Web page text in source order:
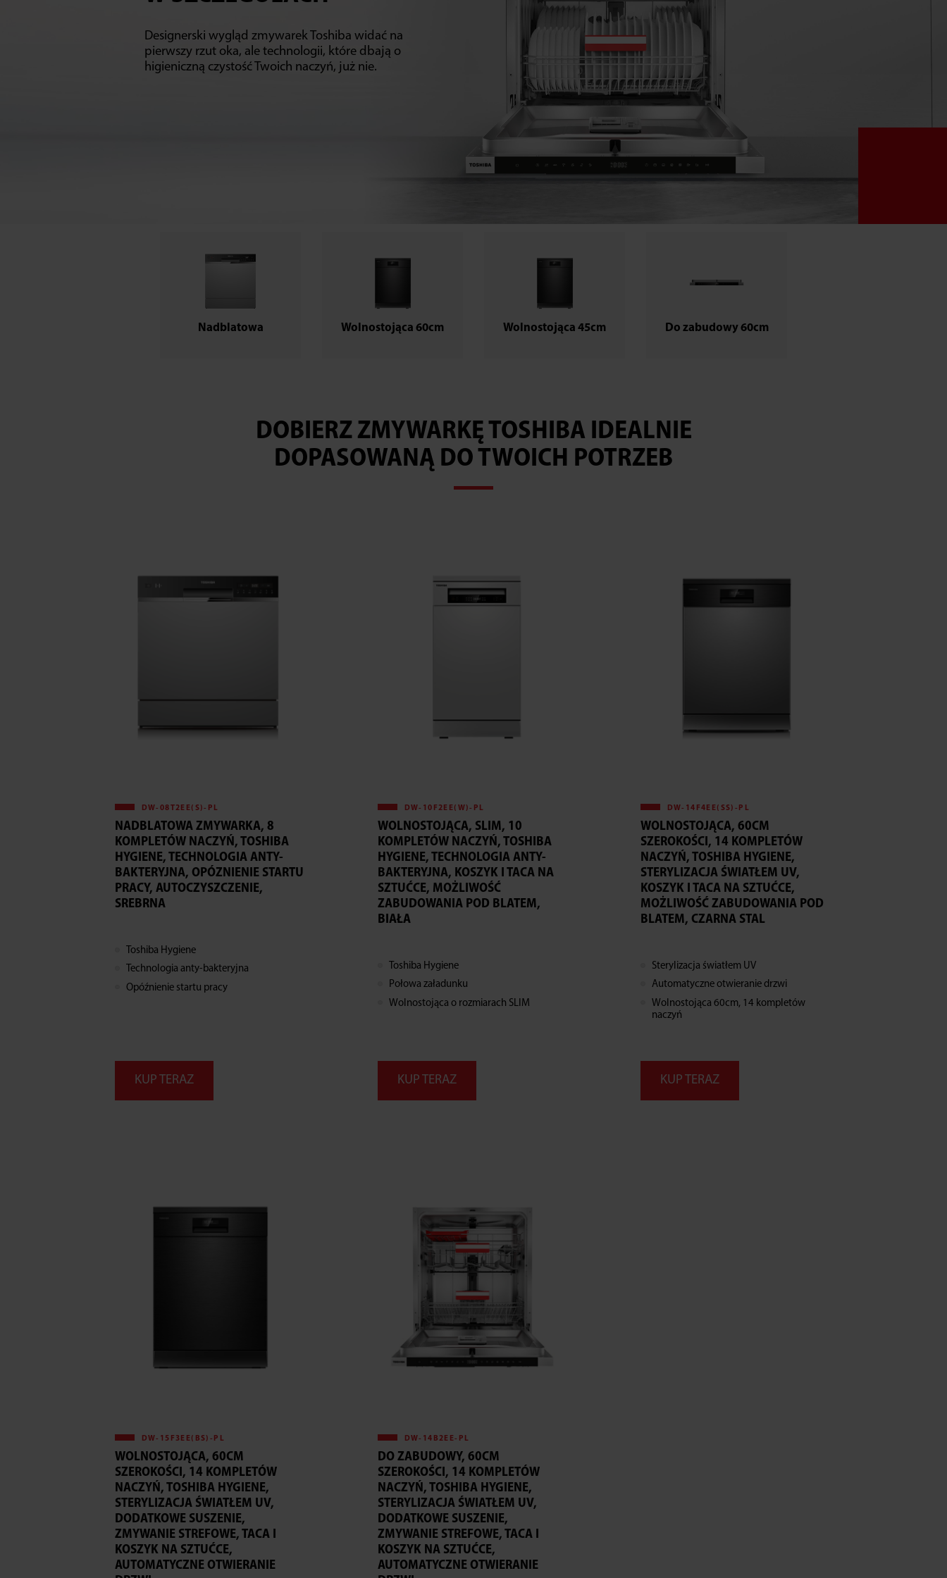
Designerski wygląd zmywarek Toshiba widać na
pierwszy rzut oka, ale technologii, które dbają o
higieniczną czystość Twoich naczyń, już nie.
Nadblatowa Wolnostojąca 60cm Wolnostojąca 45cm Do zabudowy 60cm
DOBIERZ ZMYWARKĘ TOSHIBA IDEALNIE
DOPASOWANĄ DO TWOICH POTRZEB
DW-08T2EE(S)-PL
NADBLATOWA ZMYWARKA, 8
KOMPLETÓW NACZYŃ, TOSHIBA
HYGIENE, TECHNOLOGIA ANTY-
BAKTERYJNA, OPÓZNIENIE STARTU
PRACY, AUTOCZYSZCZENIE,
SREBRNA
Toshiba Hygiene
Technologia anty-bakteryjna
Opóźnienie startu pracy
KUP TERAZ
DW-10F2EE(W)-PL
WOLNOSTOJĄCA, SLIM, 10
KOMPLETÓW NACZYŃ, TOSHIBA
HYGIENE, TECHNOLOGIA ANTY-
BAKTERYJNA, KOSZYK I TACA NA
SZTUĆCE, MOŻLIWOŚĆ
ZABUDOWANIA POD BLATEM,
BIAŁA
Toshiba Hygiene
Połowa załadunku
Wolnostojąca o rozmiarach SLIM
KUP TERAZ
DW-14F4EE(SS)-PL
WOLNOSTOJĄCA, 60CM
SZEROKOŚCI, 14 KOMPLETÓW
NACZYŃ, TOSHIBA HYGIENE,
STERYLIZACJA ŚWIATŁEM UV,
KOSZYK I TACA NA SZTUĆCE,
MOŻLIWOŚĆ ZABUDOWANIA POD
BLATEM, CZARNA STAL
Sterylizacja światłem UV
Automatyczne otwieranie drzwi
Wolnostojąca 60cm, 14 kompletów
naczyń
KUP TERAZ
DW-15F3EE(BS)-PL
WOLNOSTOJĄCA, 60CM
SZEROKOŚCI, 14 KOMPLETÓW
NACZYŃ, TOSHIBA HYGIENE,
STERYLIZACJA ŚWIATŁEM UV,
DODATKOWE SUSZENIE,
ZMYWANIE STREFOWE, TACA I
KOSZYK NA SZTUĆCE,
AUTOMATYCZNE OTWIERANIE
DW-14B2EE-PL
DO ZABUDOWY, 60CM
SZEROKOŚCI, 14 KOMPLETÓW
NACZYŃ, TOSHIBA HYGIENE,
STERYLIZACJA ŚWIATŁEM UV,
DODATKOWE SUSZENIE,
ZMYWANIE STREFOWE, TACA I
KOSZYK NA SZTUĆCE,
AUTOMATYCZNE OTWIERANIE